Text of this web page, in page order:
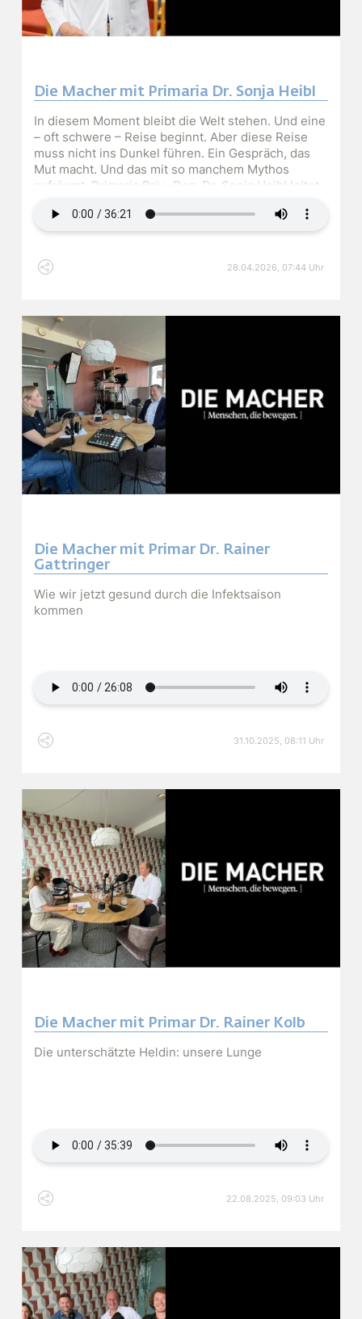
Die Macher mit Primaria Dr. Sonja Heibl
In diesem Moment bleibt die Welt stehen. Und eine
– oft schwere – Reise beginnt. Aber diese Reise
muss nicht ins Dunkel führen. Ein Gespräch, das
Mut macht. Und das mit so manchem Mythos
aufräumt. Primaria Priv.-Doz. Dr. Sonja Heibl leitet
stellvertretende Leiterin des Tumorzentrums
Oberösterreich, hauptverantwortliche Onkologin
an zwei Universitäten.&nbsp;
28.04.2026, 07:44 Uhr
Die Macher mit Primar Dr. Rainer
Gattringer
Wie wir jetzt gesund durch die Infektsaison
kommen
31.10.2025, 08:11 Uhr
Die Macher mit Primar Dr. Rainer Kolb
Die unterschätzte Heldin: unsere Lunge
22.08.2025, 09:03 Uhr